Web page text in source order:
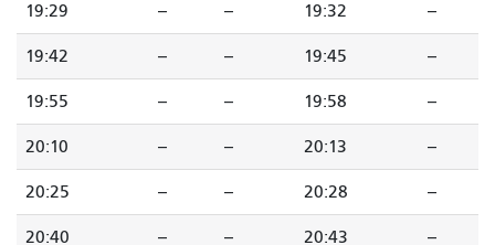
19:29 -- -- 19:32 --
19:42 -- -- 19:45 --
19:55 -- -- 19:58 --
20:10 -- -- 20:13 --
20:25 -- -- 20:28 --
20:40 -- -- 20:43 --